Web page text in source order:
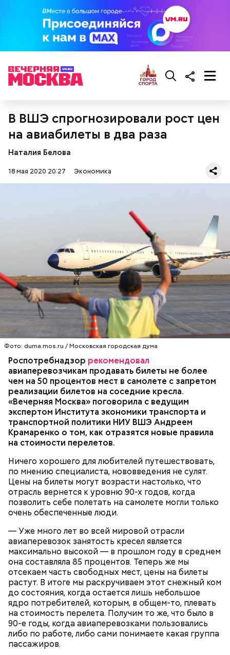
В ВШЭ спрогнозировали рост цен
на авиабилеты в два раза
Наталия Белова
18 мая 2020 20:27 Экономика
Фото: duma.mos.ru / Московская городская дума
Роспотребнадзор рекомендовал
авиаперевозчикам продавать билеты не более
чем на 50 процентов мест в самолете с запретом
реализации билетов на соседние кресла.
«Вечерняя Москва» поговорила с ведущим
экспертом Института экономики транспорта и
транспортной политики НИУ ВШЭ Андреем
Крамаренко о том, как отразятся новые правила
на стоимости перелетов.
Ничего хорошего для любителей путешествовать,
по мнению специалиста, нововведения не сулят.
Цены на билеты могут возрасти настолько, что
отрасль вернется к уровню 90-х годов, когда
позволить себе полетать на самолете могли только
очень обеспеченные люди.
— Уже много лет во всей мировой отрасли
авиаперевозок занятость кресел является
максимально высокой — в прошлом году в среднем
она составляла 85 процентов. Теперь же мы
отсекаем часть свободных мест, цены на билеты
растут. В итоге мы раскручиваем этот снежный ком
до состояния, когда остается лишь небольшое
ядро потребителей, которым, в общем-то, плевать
на стоимость перелета. Получим то же, что было в
90-е годы, когда авиаперевозками пользовались
либо по работе, либо сами понимаете какая группа
пассажиров.